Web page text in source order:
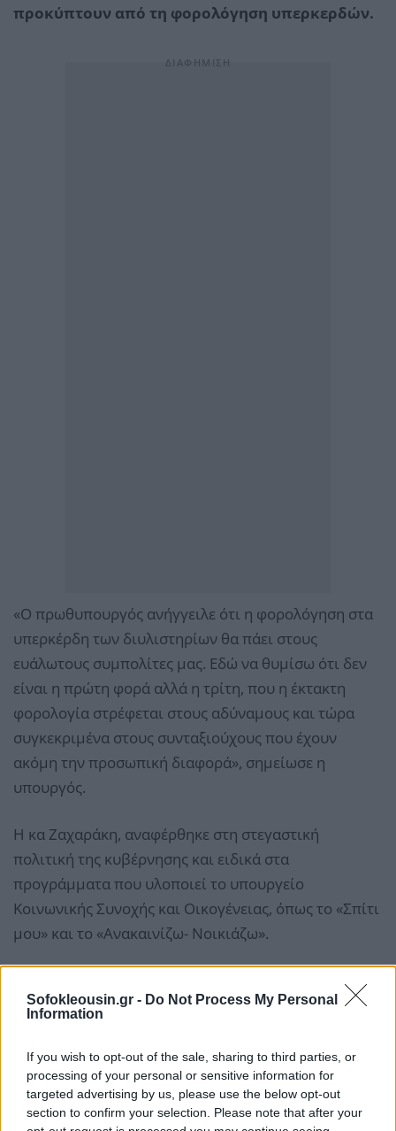
Sofokleousin.gr - Do Not Process My Personal
Information
If you wish to opt-out of the sale, sharing to third parties, or
processing of your personal or sensitive information for
targeted advertising by us, please use the below opt-out
section to confirm your selection. Please note that after your
προκύπτουν από τη φορολόγηση υπερκερδών.
«Ο πρωθυπουργός ανήγγειλε ότι η φορολόγηση στα
υπερκέρδη των διυλιστηρίων θα πάει στους
ευάλωτους συμπολίτες μας. Εδώ να θυμίσω ότι δεν
είναι η πρώτη φορά αλλά η τρίτη, που η έκτακτη
φορολογία στρέφεται στους αδύναμους και τώρα
συγκεκριμένα στους συνταξιούχους που έχουν
ακόμη την προσωπική διαφορά», σημείωσε η
υπουργός.
Η κα Ζαχαράκη, αναφέρθηκε στη στεγαστική
πολιτική της κυβέρνησης και ειδικά στα
προγράμματα που υλοποιεί το υπουργείο
Κοινωνικής Συνοχής και Οικογένειας, όπως το «Σπίτι
μου» και το «Ανακαινίζω- Νοικιάζω».